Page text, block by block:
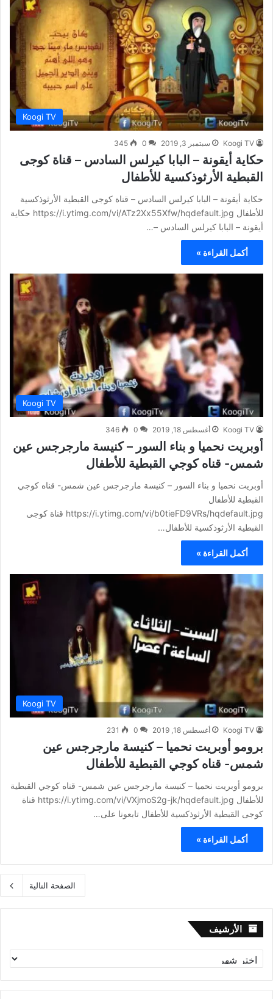
Koogi TV
Koogi TV سبتمبر 3, 2019 0
345
حكاية أيقونة – البابا كيرلس السادس – قناة كوجى
القبطية الأرثوذكسية للأطفال
حكاية أيقونة – البابا كيرلس السادس – قناة كوجى القبطية الأرثوذكسية
للأطفال https://i.ytimg.com/vi/ATz2Xx55Xfw/hqdefault.jpg حكاية
أيقونة – البابا كيرلس السادس –…
أكمل القراءة »
Koogi TV
Koogi TV أغسطس 18, 2019 0
346
أوبريت نحميا و بناء السور – كنيسة مارجرجس عين
شمس- قناه كوجي القبطية للأطفال
أوبريت نحميا و بناء السور – كنيسة مارجرجس عين شمس- قناه كوجي
القبطية للأطفال
https://i.ytimg.com/vi/b0tieFD9VRs/hqdefault.jpg قناة كوجى
القبطية الأرثوذكسية للأطفال…
أكمل القراءة »
Koogi TV
Koogi TV أغسطس 18, 2019 0
231
برومو أوبريت نحميا – كنيسة مارجرجس عين
شمس- قناه كوجي القبطية للأطفال
برومو أوبريت نحميا – كنيسة مارجرجس عين شمس- قناه كوجي القبطية
للأطفال https://i.ytimg.com/vi/VXjmoS2g-jk/hqdefault.jpg قناة
كوجى القبطية الأرثوذكسية للأطفال تابعونا على…
أكمل القراءة »
الصفحة التالية
الأرشيف الأرشيف